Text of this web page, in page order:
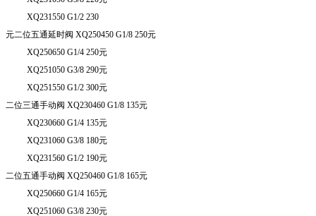
XQ231550 G1/2 230
元二位五通延时阀 XQ250450 G1/8 250元
XQ250650 G1/4 250元
XQ251050 G3/8 290元
XQ251550 G1/2 300元
二位三通手动阀 XQ230460 G1/8 135元
XQ230660 G1/4 135元
XQ231060 G3/8 180元
XQ231560 G1/2 190元
二位五通手动阀 XQ250460 G1/8 165元
XQ250660 G1/4 165元
XQ251060 G3/8 230元